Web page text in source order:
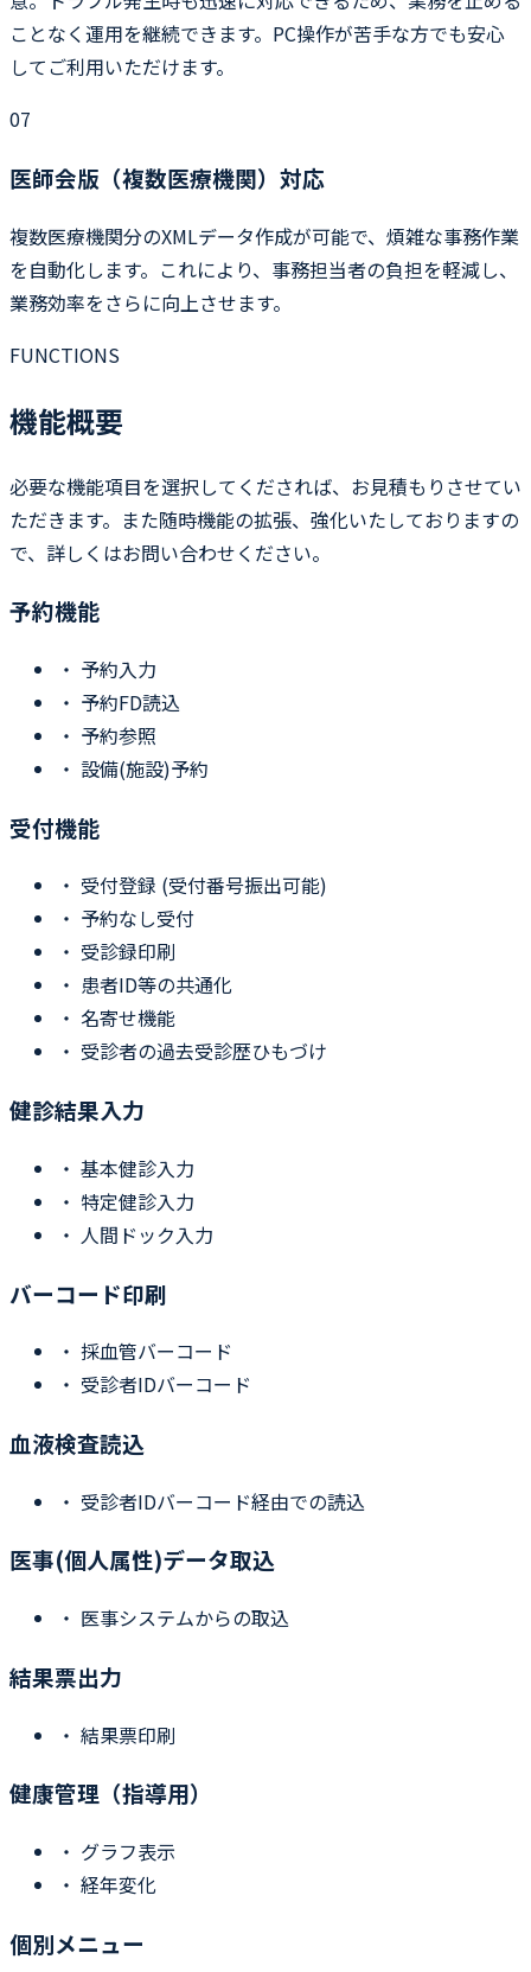
ことなく運用を継続できます。PC操作が苦手な方でも安心
してご利用いただけます。
07
医師会版（複数医療機関）対応
複数医療機関分のXMLデータ作成が可能で、煩雑な事務作業
を自動化します。これにより、事務担当者の負担を軽減し、
業務効率をさらに向上させます。
FUNCTIONS
機能概要
必要な機能項目を選択してくだされば、お見積もりさせてい
ただきます。また随時機能の拡張、強化いたしておりますの
で、詳しくはお問い合わせください。
予約機能
・ 予約入力
・ 予約FD読込
・ 予約参照
・ 設備(施設)予約
受付機能
・ 受付登録 (受付番号振出可能)
・ 予約なし受付
・ 受診録印刷
・ 患者ID等の共通化
・ 名寄せ機能
・ 受診者の過去受診歴ひもづけ
健診結果入力
・ 基本健診入力
・ 特定健診入力
・ 人間ドック入力
バーコード印刷
・ 採血管バーコード
・ 受診者IDバーコード
血液検査読込
・ 受診者IDバーコード経由での読込
医事(個人属性)データ取込
・ 医事システムからの取込
結果票出力
・ 結果票印刷
健康管理（指導用）
・ グラフ表示
・ 経年変化
個別メニュー